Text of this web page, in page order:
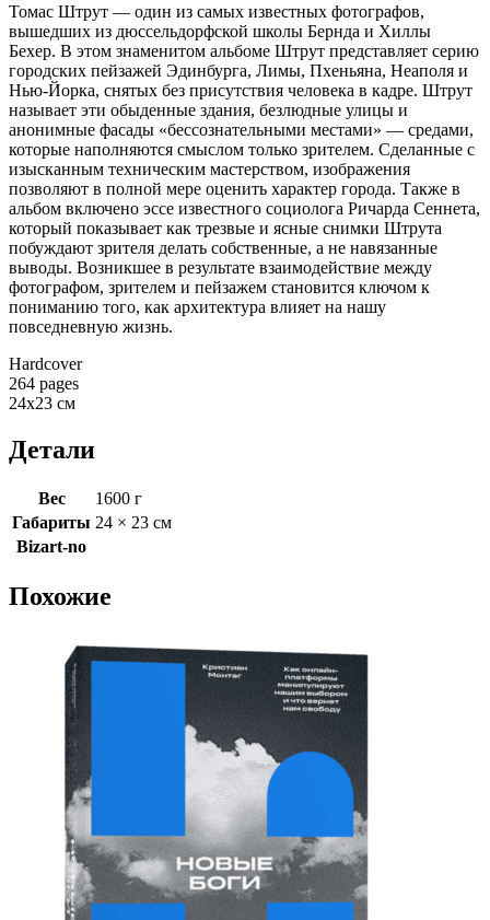
Томас Штрут — один из самых известных фотографов,
вышедших из дюссельдорфской школы Бернда и Хиллы
Бехер. В этом знаменитом альбоме Штрут представляет серию
городских пейзажей Эдинбурга, Лимы, Пхеньяна, Неаполя и
Нью-Йорка, снятых без присутствия человека в кадре. Штрут
называет эти обыденные здания, безлюдные улицы и
анонимные фасады «бессознательными местами» — средами,
которые наполняются смыслом только зрителем. Сделанные с
изысканным техническим мастерством, изображения
позволяют в полной мере оценить характер города. Также в
альбом включено эссе известного социолога Ричарда Сеннета,
который показывает как трезвые и ясные снимки Штрута
побуждают зрителя делать собственные, а не навязанные
выводы. Возникшее в результате взаимодействие между
фотографом, зрителем и пейзажем становится ключом к
пониманию того, как архитектура влияет на нашу
повседневную жизнь.
Hardcover
264 pages
24х23 см
Детали
Вес
1600 г
Габариты 24 × 23 см
Bizart-no
Похожие